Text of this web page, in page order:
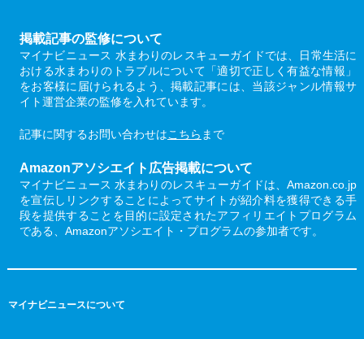
掲載記事の監修について
マイナビニュース 水まわりのレスキューガイドでは、日常生活に
おける水まわりのトラブルについて「適切で正しく有益な情報」
をお客様に届けられるよう、掲載記事には、当該ジャンル情報サ
イト運営企業の監修を入れています。
記事に関するお問い合わせはこちら まで
Amazonアソシエイト広告掲載について
マイナビニュース 水まわりのレスキューガイドは、Amazon.co.jp
を宣伝しリンクすることによってサイトが紹介料を獲得できる手
段を提供することを目的に設定されたアフィリエイトプログラム
である、Amazonアソシエイト・プログラムの参加者です。
マイナビニュースについて